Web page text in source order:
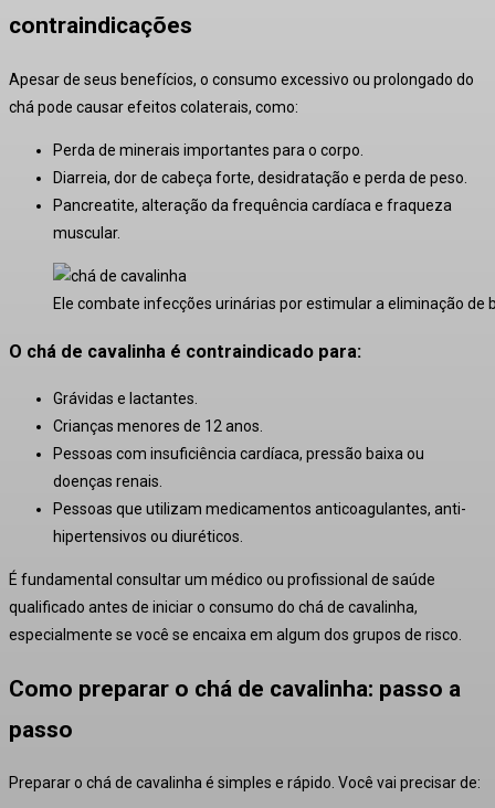
contraindicações
Apesar de seus benefícios, o consumo excessivo ou prolongado do
chá pode causar efeitos colaterais, como:
Perda de minerais importantes para o corpo.
Diarreia, dor de cabeça forte, desidratação e perda de peso.
Pancreatite, alteração da frequência cardíaca e fraqueza
muscular.
Ele combate infecções urinárias por estimular a eliminação
O chá de cavalinha é contraindicado para:
Grávidas e lactantes.
Crianças menores de 12 anos.
Pessoas com insuficiência cardíaca, pressão baixa ou
doenças renais.
Pessoas que utilizam medicamentos anticoagulantes, anti-
hipertensivos ou diuréticos.
É fundamental consultar um médico ou profissional de saúde
qualificado antes de iniciar o consumo do chá de cavalinha,
especialmente se você se encaixa em algum dos grupos de risco.
Como preparar o chá de cavalinha: passo a
passo
Preparar o chá de cavalinha é simples e rápido. Você vai precisar de: